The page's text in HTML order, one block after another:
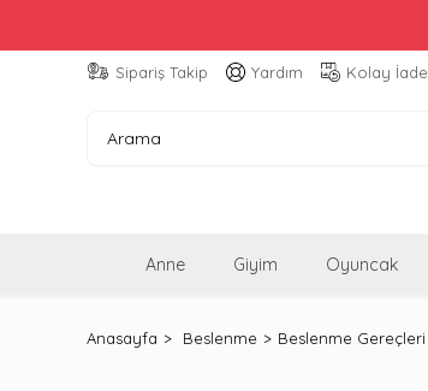
Sipariş Takip Yardım Kolay İade
Anne Giyim Oyuncak
Anasayfa Beslenme Beslenme Gereçleri